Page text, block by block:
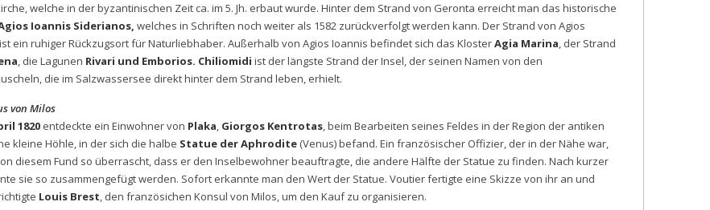
welche in der byzantinischen Zeit ca. im 5. Jh. erbaut wurde. Hinter dem Strand von Geronta erreicht man das historische
Ioannis Siderianos, welches in Schriften noch weiter als 1582 zurückverfolgt werden kann. Der Strand von Agios
ein ruhiger Rückzugsort für Naturliebhaber. Außerhalb von Agios Ioannis befindet sich das KlosterAgia Marina, der Strand
, die Lagunen Rivari und Emborios. Chiliomidi ist der längste Strand der Insel, der seinen Namen von den
die im Salzwassersee direkt hinter dem Strand leben, erhielt.
von Milos
1820 entdeckte ein Einwohner von Plaka, Giorgos Kentrotas, beim Bearbeiten seines Feldes in der Region der antiken
kleine Höhle, in der sich die halbe Statue der Aphrodite (Venus) befand. Ein französischer Offizier, der in der Nähe war,
diesem Fund so überrascht, dass er den Inselbewohner beauftragte, die andere Hälfte der Statue zu finden. Nach kurzer
sie so zusammengefügt werden. Sofort erkannte man den Wert der Statue. Voutier fertigte eine Skizze von ihr an und
Louis Brest, den französichen Konsul von Milos, um den Kauf zu organisieren.